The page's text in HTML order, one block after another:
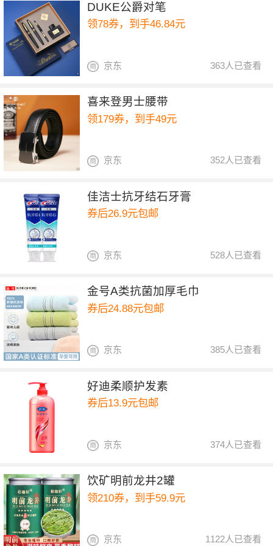
DUKE公爵对笔
领78券，到手46.84元
363人已查看
京东
喜来登男士腰带
领179券，到手49元
352人已查看
京东
佳洁士抗牙结石牙膏
券后26.9元包邮
528人已查看
京东
金号A类抗菌加厚毛巾
券后24.88元包邮
385人已查看
京东
好迪柔顺护发素
券后13.9元包邮
374人已查看
京东
饮矿明前龙井2罐
领210券，到手59.9元
1122人已查看
京东